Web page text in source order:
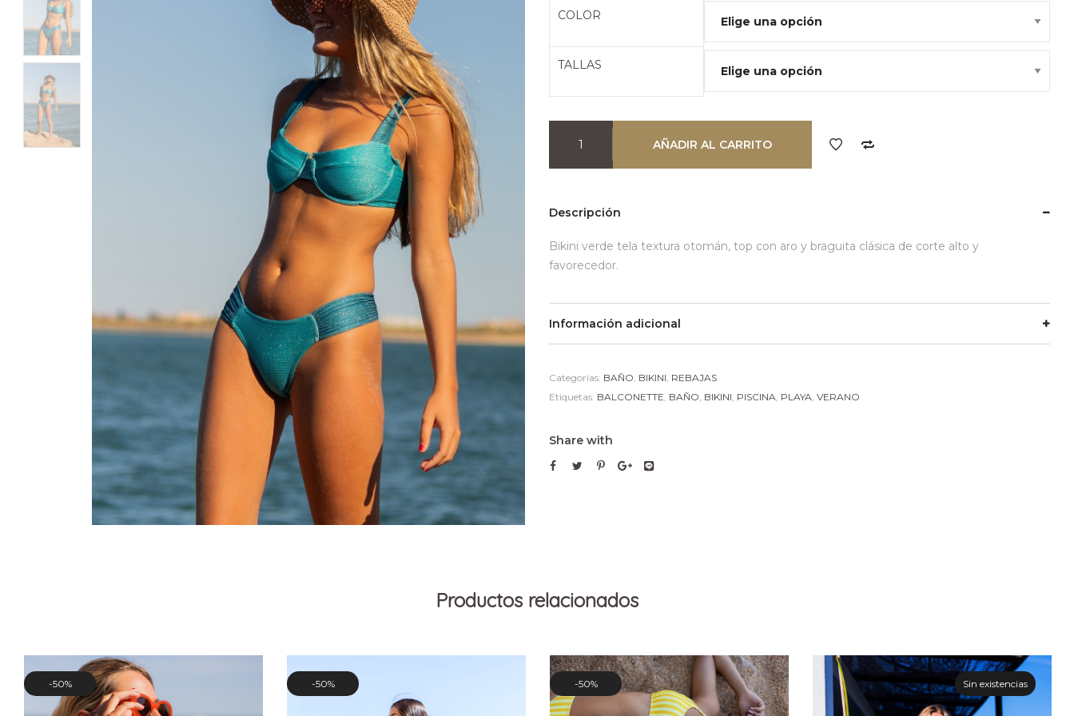
25,98€.
COLOR
TALLAS
AÑADIR AL CARRITO
Descripción
Bikini verde tela textura otomán, top con aro y braguita clásica de corte alto y
favorecedor.
Información adicional
Categorías: BAÑO, BIKINI, REBAJAS
Etiquetas: BALCONETTE, BAÑO, BIKINI, PISCINA, PLAYA, VERANO
Share with
Productos relacionados
50% 50% 50% Sin existencias